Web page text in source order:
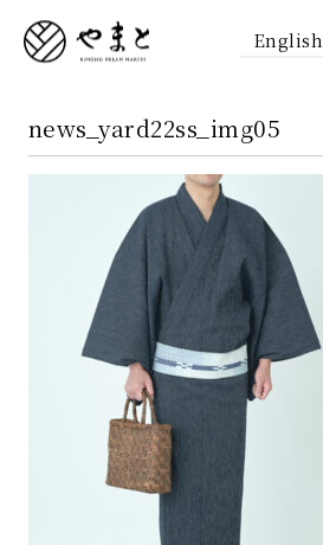
English
news_yard22ss_img05